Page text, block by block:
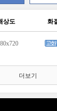
상도 화
더보기